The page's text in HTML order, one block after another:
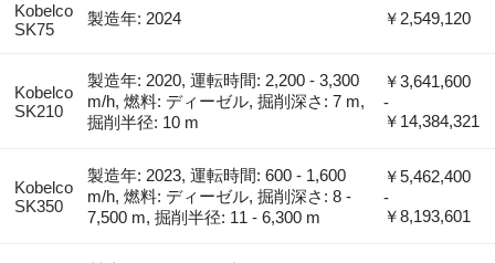
Kobelco
SK75
製造年: 2024 ￥2,549,120
Kobelco
SK210
製造年: 2020, 運転時間: 2,200 - 3,300
m/h, 燃料: ディーゼル, 掘削深さ: 7 m,
掘削半径: 10 m
￥3,641,600
-
￥14,384,321
Kobelco
SK350
製造年: 2023, 運転時間: 600 - 1,600
m/h, 燃料: ディーゼル, 掘削深さ: 8 -
7,500 m, 掘削半径: 11 - 6,300 m
￥5,462,400
-
￥8,193,601